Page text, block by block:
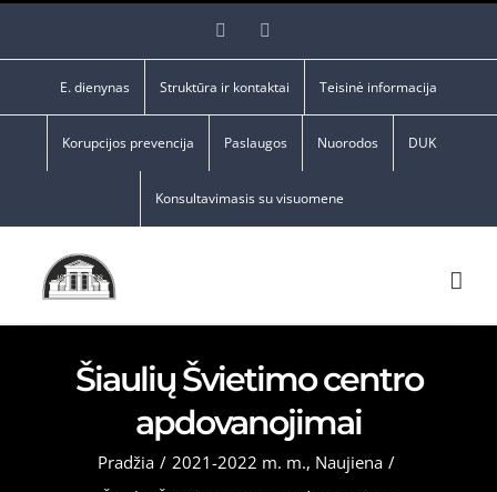
Facebook
E. dienynas Struktūra ir kontaktai Teisinė informacija
Korupcijos prevencija Paslaugos Nuorodos DUK
Konsultavimasis su visuomene
Šiaulių Švietimo centro
apdovanojimai
Pradžia / 2021-2022 m. m., Naujiena /